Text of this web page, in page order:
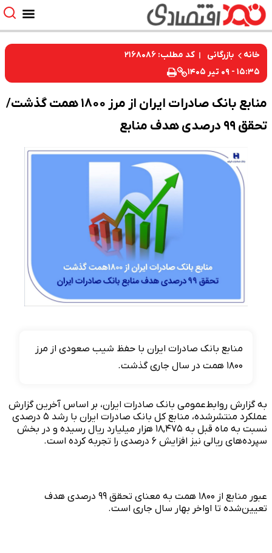
خانه بازرگانی
کد مطلب: ۲۱۶۸۰۸۶
۱۵:۳۵ - ۰۹ تیر ۱۴۰۵
منابع بانک صادرات ایران از مرز ۱۸۰۰ همت گذشت/
تحقق ۹۹ درصدی هدف منابع
​منابع بانک صادرات ایران با حفظ شیب صعودی از مرز
۱۸۰۰ همت در سال جاری گذشت.
به گزارش روابط‌عمومی بانک صادرات ایران، بر اساس آخرین گزارش
عملکرد منتشرشده، منابع کل بانک صادرات ایران با رشد ۵ درصدی
نسبت به ماه قبل به ۱۸,۴۷۵ هزار میلیارد ریال رسیده و در بخش
سپرده‌های ریالی نیز افزایش ۶ درصدی را تجربه کرده است.
عبور منابع از ۱۸۰۰ همت به معنای تحقق ۹۹ درصدی هدف
تعیین‌شده تا اواخر بهار سال جاری است.